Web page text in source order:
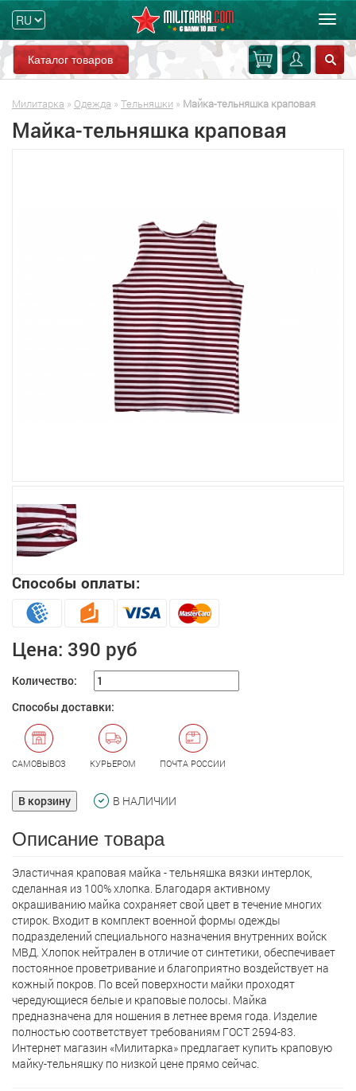
Каталог товаров
Милитарка » Одежда » Тельняшки » Майка-тельняшка краповая
Майка-тельняшка краповая
Способы оплаты:
Цена: 390 руб
Количество:
Способы доставки:
САМОВЫВОЗ КУРЬЕРОМ ПОЧТА РОССИИ
В корзину В НАЛИЧИИ
Описание товара
Эластичная краповая майка - тельняшка вязки интерлок,
сделанная из 100% хлопка. Благодаря активному
окрашиванию майка сохраняет свой цвет в течение многих
стирок. Входит в комплект военной формы одежды
подразделений специального назначения внутренних войск
МВД. Хлопок нейтрален в отличие от синтетики, обеспечивает
постоянное проветривание и благоприятно воздействует на
кожный покров. По всей поверхности майки проходят
чередующиеся белые и краповые полосы. Майка
предназначена для ношения в летнее время года. Изделие
полностью соответствует требованиям ГОСТ 2594-83.
Интернет магазин «Милитарка» предлагает кyпить краповую
майку-тельняшку по низкой цене прямо сейчас.